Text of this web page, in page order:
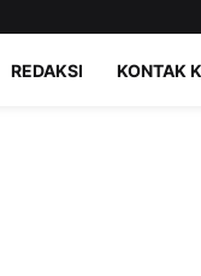
REDAKSI KONTAK